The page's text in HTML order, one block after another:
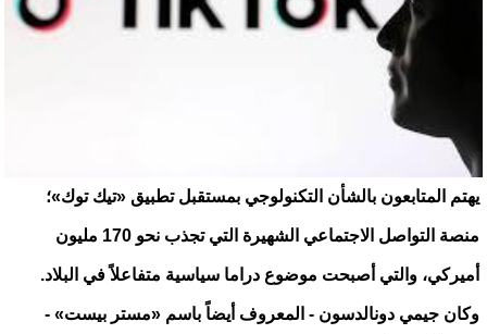
يهتم المتابعون بالشأن التكنولوجي بمستقبل تطبيق «تيك توك»؛
منصة التواصل الاجتماعي الشهيرة التي تجذب نحو 170 مليون
أميركي، والتي أصبحت موضوع دراما سياسية متفاعلاً في البلاد.
وكان جيمي دونالدسون - المعروف أيضاً باسم «مستر بيست» -